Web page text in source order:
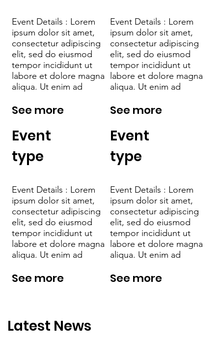
Event Details : Lorem
ipsum dolor sit amet,
consectetur adipiscing
elit, sed do eiusmod
tempor incididunt ut
labore et dolore magna
aliqua. Ut enim ad
See more
Event Details : Lorem
ipsum dolor sit amet,
consectetur adipiscing
elit, sed do eiusmod
tempor incididunt ut
labore et dolore magna
aliqua. Ut enim ad
See more
Event
type
Event Details : Lorem
ipsum dolor sit amet,
consectetur adipiscing
elit, sed do eiusmod
tempor incididunt ut
labore et dolore magna
aliqua. Ut enim ad
See more
Event
type
Event Details : Lorem
ipsum dolor sit amet,
consectetur adipiscing
elit, sed do eiusmod
tempor incididunt ut
labore et dolore magna
aliqua. Ut enim ad
See more
Latest News